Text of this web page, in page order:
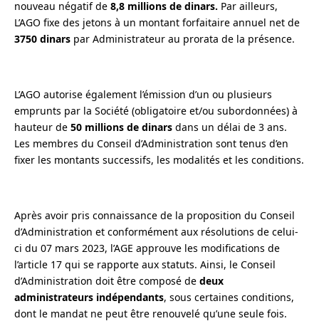
nouveau négatif de 8,8 millions de dinars. Par ailleurs,
L’AGO fixe des jetons à un montant forfaitaire annuel net de
3750 dinars par Administrateur au prorata de la présence.
L’AGO autorise également l’émission d’un ou plusieurs
emprunts par la Société (obligatoire et/ou subordonnées) à
hauteur de 50 millions de dinars dans un délai de 3 ans.
Les membres du Conseil d’Administration sont tenus d’en
fixer les montants successifs, les modalités et les conditions.
Après avoir pris connaissance de la proposition du Conseil
d’Administration et conformément aux résolutions de celui-
ci du 07 mars 2023, l’AGE approuve les modifications de
l’article 17 qui se rapporte aux statuts. Ainsi, le Conseil
d’Administration doit être composé de deux
administrateurs indépendants, sous certaines conditions,
dont le mandat ne peut être renouvelé qu’une seule fois.